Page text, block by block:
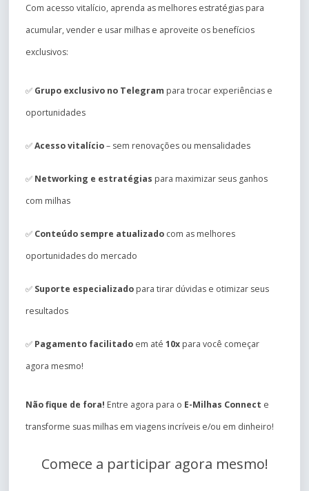
Com acesso vitalício, aprenda as melhores estratégias para
acumular, vender e usar milhas e aproveite os benefícios
exclusivos:
✅ Grupo exclusivo no Telegram para trocar experiências e
oportunidades
✅Acesso vitalício– sem renovações ou mensalidades
✅ Networking e estratégias para maximizar seus ganhos
com milhas
✅ Conteúdo sempre atualizado com as melhores
oportunidades do mercado
✅ Suporte especializado para tirar dúvidas e otimizar seus
resultados
✅ Pagamento facilitado em até 10x para você começar
agora mesmo!
Não fique de fora! Entre agora para o E-Milhas Connect e
transforme suas milhas em viagens incríveis e/ou em dinheiro!
Comece a participar agora mesmo!